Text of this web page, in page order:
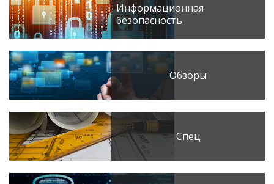
Информационная
безопасность
Обзоры
Спец